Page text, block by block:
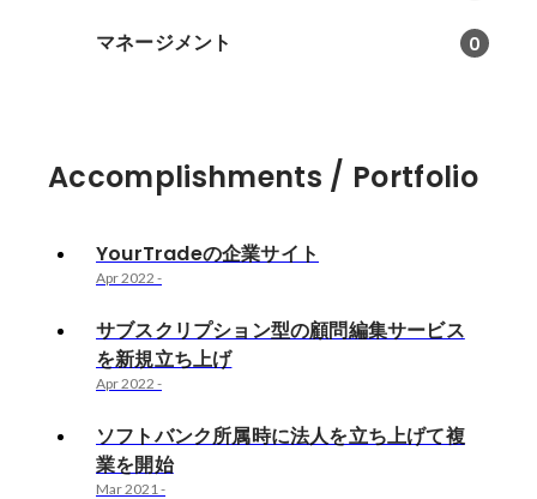
マネージメント 0
Accomplishments / Portfolio
YourTradeの企業サイト
Apr 2022 -
サブスクリプション型の顧問編集サービス
を新規立ち上げ
Apr 2022 -
ソフトバンク所属時に法人を立ち上げて複
業を開始
Mar 2021-